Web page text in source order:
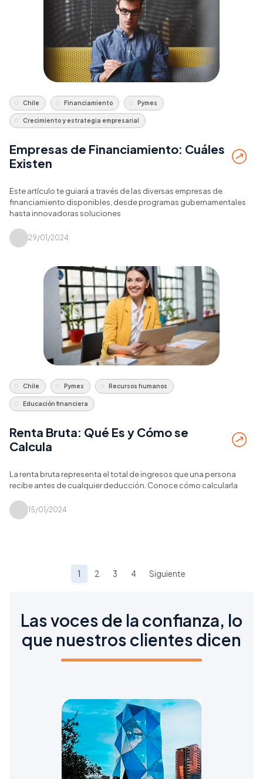
Chile Financiamiento Pymes
Crecimiento y estrategia empresarial
Empresas de Financiamiento: Cuáles
Existen
Este artículo te guiará a través de las diversas empresas de
financiamiento disponibles, desde programas gubernamentales
hasta innovadoras soluciones
29/01/2024
Chile Pymes Recursos humanos
Educación financiera
Renta Bruta: Qué Es y Cómo se
Calcula
La renta bruta representa el total de ingresos que una persona
recibe antes de cualquier deducción. Conoce cómo calcularla
15/01/2024
1 2 3 4 Siguiente
Las voces de la confianza, lo
que nuestros clientes dicen